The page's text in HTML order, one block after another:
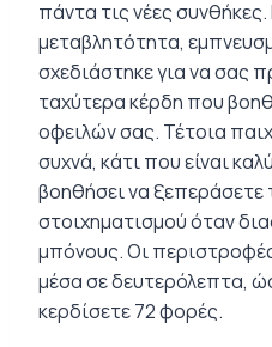
πάντα τις νέες
μεταβλητότητα,
σχεδιάστηκε για να σας
ταχύτερα κέρδη που
οφειλών σας. Τέτοια
συχνά, κάτι που είναι
βοηθήσει να ξεπεράσετε
στοιχηματισμού όταν
μπόνους. Οι
μέσα σε δευτερόλεπτα,
κερδίσετε 72 φορές.